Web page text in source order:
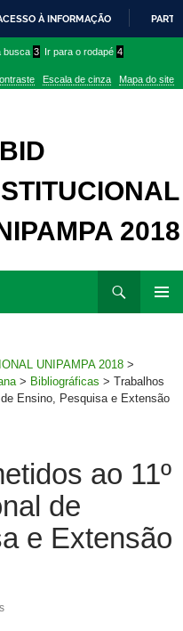
À INFORMAÇÃO
busca 3 Ir para o rodapé 4
Escala de cinza Mapa do site
2018
UNIPAMPA 2018 >
> Bibliográficas > Trabalhos
Ensino, Pesquisa e Extensão
ao 11º
de
e Extensão